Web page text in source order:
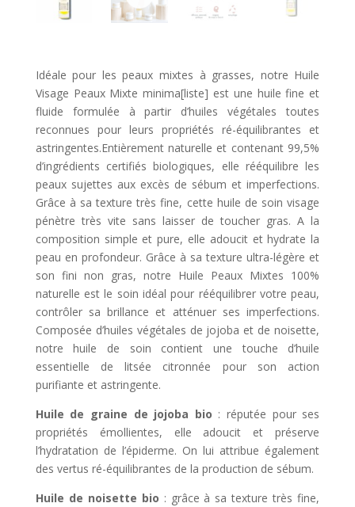
Idéale pour les peaux mixtes à grasses, notre Huile
Visage Peaux Mixte minima[liste] est une huile fine et
fluide formulée à partir d’huiles végétales toutes
reconnues pour leurs propriétés ré-équilibrantes et
astringentes.Entièrement naturelle et contenant 99,5%
d’ingrédients certifiés biologiques, elle rééquilibre les
peaux sujettes aux excès de sébum et imperfections.
Grâce à sa texture très fine, cette huile de soin visage
pénètre très vite sans laisser de toucher gras. A la
composition simple et pure, elle adoucit et hydrate la
peau en profondeur. Grâce à sa texture ultra-légère et
son fini non gras, notre Huile Peaux Mixtes 100%
naturelle est le soin idéal pour rééquilibrer votre peau,
contrôler sa brillance et atténuer ses imperfections.
Composée d’huiles végétales de jojoba et de noisette,
notre huile de soin contient une touche d’huile
essentielle de litsée citronnée pour son action
purifiante et astringente.
Huile de graine de jojoba bio : réputée pour ses
propriétés émollientes, elle adoucit et préserve
l’hydratation de l’épiderme. On lui attribue également
des vertus ré-équilibrantes de la production de sébum.
Huile de noisette bio : grâce à sa texture très fine,